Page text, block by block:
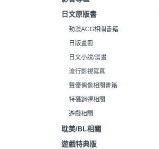
日文原版書
動漫ACG相關書籍
日版畫冊
日文小說/漫畫
流行影視寫真
聲優偶像相關書籍
特攝鋼彈相關
遊戲相關
耽美/BL相關
遊戲特典版